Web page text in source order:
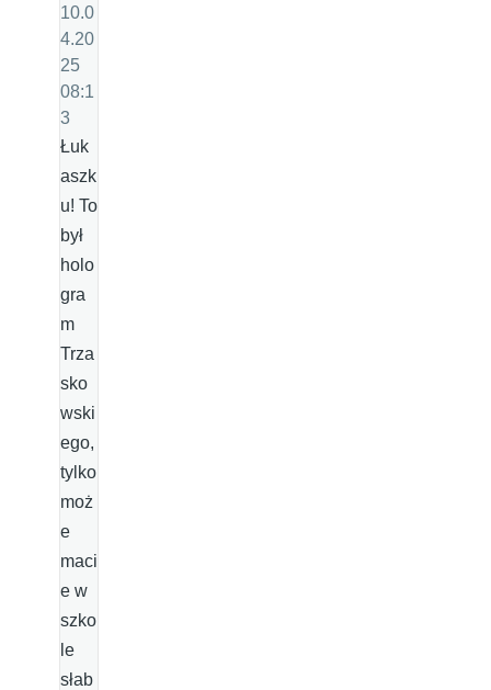
10.0
4.20
25
08:1
3
Łuk
aszk
u! To
był
holo
gra
m
Trza
sko
wski
ego,
tylko
moż
e
maci
e w
szko
le
słab